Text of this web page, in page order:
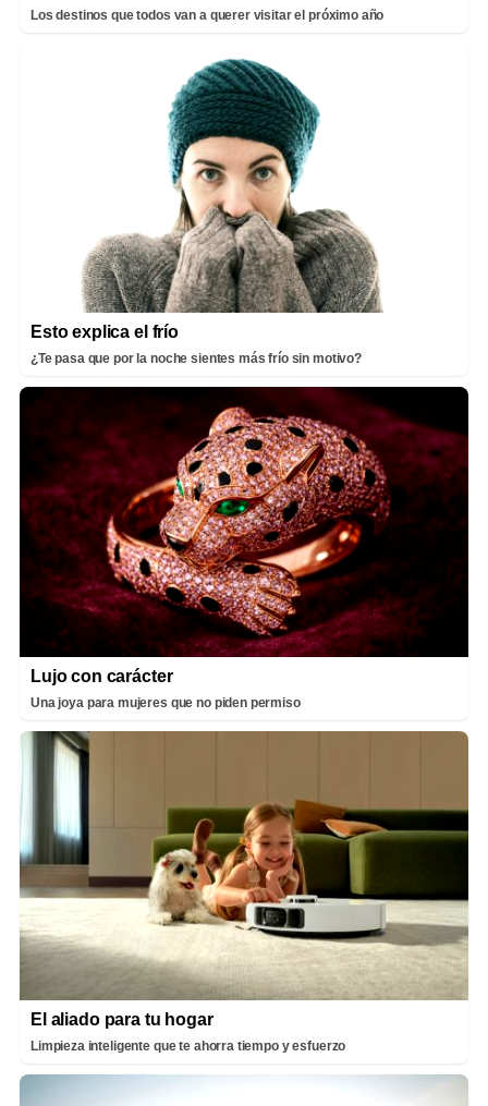
Los destinos que todos van a querer visitar el próximo año
Esto explica el frío
¿Te pasa que por la noche sientes más frío sin motivo?
Lujo con carácter
Una joya para mujeres que no piden permiso
El aliado para tu hogar
Limpieza inteligente que te ahorra tiempo y esfuerzo